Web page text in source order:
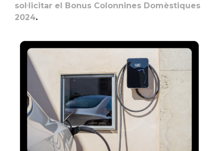
sol·licitar el Bonus Colonnines Domèstiques
2024.